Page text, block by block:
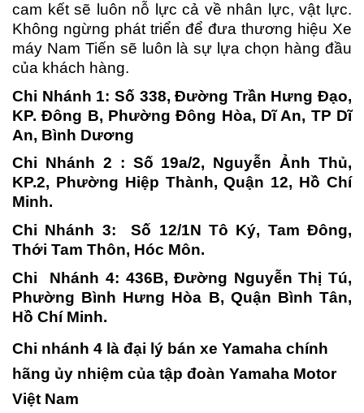
cam kết sẽ luôn nỗ lực cả về nhân lực, vật lực.
Không ngừng phát triển để đưa thương hiệu Xe
máy Nam Tiến sẽ luôn là sự lựa chọn hàng đầu
của khách hàng.
Chi Nhánh 1: Số 338, Đường Trần Hưng Đạo,
KP. Đông B, Phường Đông Hòa, Dĩ An, TP Dĩ
An, Bình Dương
Chi Nhánh 2 : Số 19a/2, Nguyễn Ảnh Thủ,
KP.2, Phường Hiệp Thành, Quận 12, Hồ Chí
Minh.
Chi Nhánh 3: Số 12/1N Tô Ký, Tam Đông,
Thới Tam Thôn, Hóc Môn.
Chi Nhánh 4: 436B, Đường Nguyễn Thị Tú,
Phường Bình Hưng Hòa B, Quận Bình Tân,
Hồ Chí Minh.
Chi nhánh 4 là đại lý bán xe Yamaha chính
hãng ủy nhiệm của tập đoàn Yamaha Motor
Việt Nam